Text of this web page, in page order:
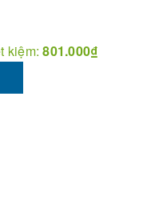
kiệm:801.000₫